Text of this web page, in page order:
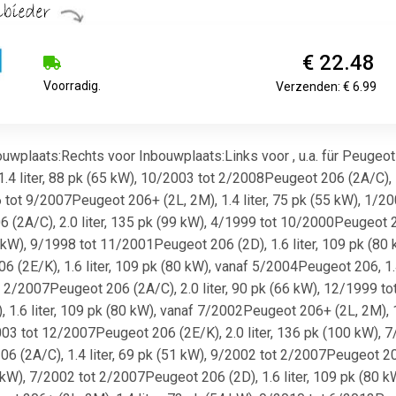
Voorradig.
€ 22.48
Verzenden: € 6.99
voor Inbouwplaats:Links voor , u.a. für
liter, 88 pk (65 kW), 10/2003 tot 2/2008Peugeot 206 (2A/
9/2007Peugeot 206+ (2L, 2M), 1.4 liter, 75 pk (55 kW), 1/
C), 2.0 liter, 135 pk (99 kW), 4/1999 tot 10/
9/1998 tot 11/2001Peugeot 206 (2D), 1.6 liter, 109 pk
(2E/K), 1.6 liter, 109 pk (80 kW), vanaf 5/2004Peugeot 206,
2007Peugeot 206 (2A/C), 2.0 liter, 90 pk (66 kW), 12/1999
liter, 109 pk (80 kW), vanaf 7/2002Peugeot 206+ (2L,
tot 12/2007Peugeot 206 (2E/K), 2.0 liter, 136 pk (100 kW),
(2A/C), 1.4 liter, 69 pk (51 kW), 9/2002 tot 2/2007Peugeot
7/2002 tot 2/2007Peugeot 206 (2D), 1.6 liter, 109 pk (80